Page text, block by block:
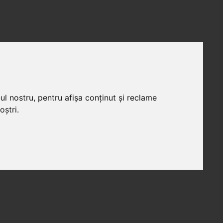
nostru, pentru afișa conținut și reclame